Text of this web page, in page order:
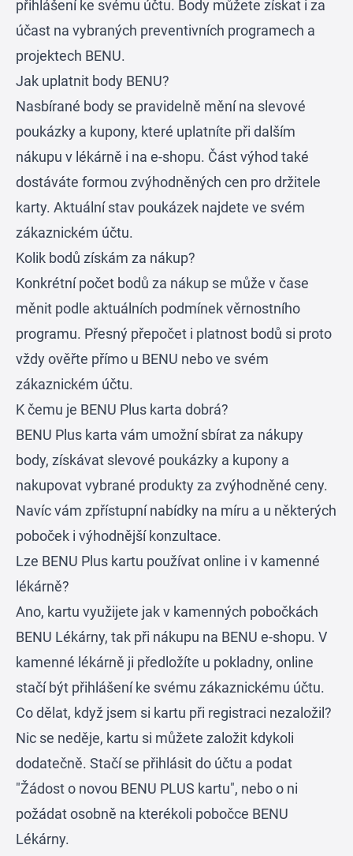
přihlášení ke svému účtu. Body můžete získat i za
účast na vybraných preventivních programech a
projektech BENU.
Jak uplatnit body BENU?
Nasbírané body se pravidelně mění na slevové
poukázky a kupony, které uplatníte při dalším
nákupu v lékárně i na e-shopu. Část výhod také
dostáváte formou zvýhodněných cen pro držitele
karty. Aktuální stav poukázek najdete ve svém
zákaznickém účtu.
Kolik bodů získám za nákup?
Konkrétní počet bodů za nákup se může v čase
měnit podle aktuálních podmínek věrnostního
programu. Přesný přepočet i platnost bodů si proto
vždy ověřte přímo u BENU nebo ve svém
zákaznickém účtu.
K čemu je BENU Plus karta dobrá?
BENU Plus karta vám umožní sbírat za nákupy
body, získávat slevové poukázky a kupony a
nakupovat vybrané produkty za zvýhodněné ceny.
Navíc vám zpřístupní nabídky na míru a u některých
poboček i výhodnější konzultace.
Lze BENU Plus kartu používat online i v kamenné
lékárně?
Ano, kartu využijete jak v kamenných pobočkách
BENU Lékárny, tak při nákupu na BENU e-shopu. V
kamenné lékárně ji předložíte u pokladny, online
stačí být přihlášení ke svému zákaznickému účtu.
Co dělat, když jsem si kartu při registraci nezaložil?
Nic se neděje, kartu si můžete založit kdykoli
dodatečně. Stačí se přihlásit do účtu a podat
"Žádost o novou BENU PLUS kartu", nebo o ni
požádat osobně na kterékoli pobočce BENU
Lékárny.